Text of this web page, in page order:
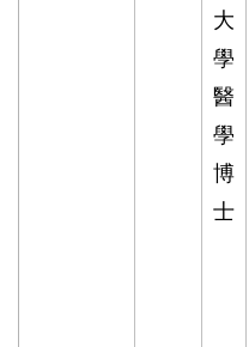
大
學
醫
學
博
士